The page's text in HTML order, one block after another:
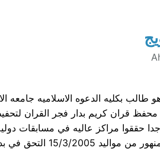
طالب بكليه الدعوه الاسلاميه جامعه
قران كريم بدار فجر القران
حققوا مراكز عاليه في مسابقات
وخطيب مسجد جاب الله بدمنهور